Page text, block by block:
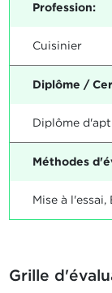
Profession:
Cuisinier
Diplôme /
Diplôme
Méthodes
Mise à
Grille